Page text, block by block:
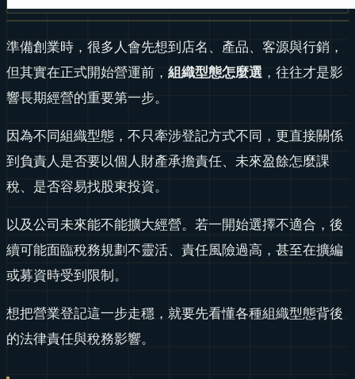
準備創業時，很多人會先想到店名、產品、客源與行銷，
但其實在正式開始營運前， 組織型態怎麼選 ，往往才是影
響長期經營的重要第一步。
因為不同組織型態，不只牽涉登記方式不同，更直接關係
到負責人是否要以個人財產承擔責任、未來盈餘怎麼課
稅、是否容易找股東投資。
以及公司未來能不能擴大經營。若一開始選擇不適合，後
續可能面臨稅務規劃不靈活、責任風險過高，甚至在擴編
或募資時受到限制。
想把營業登記這一步走穩，就要先看懂各種組織型態背後
的法律責任與稅務影響。